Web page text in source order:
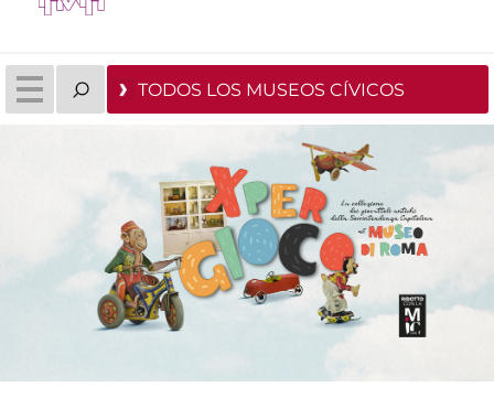
TODOS LOS MUSEOS CÍVICOS